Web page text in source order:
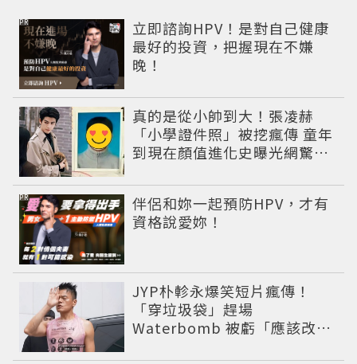
立即諮詢HPV！是對自己健康
最好的投資，把握現在不嫌
晚！
PR
真的是從小帥到大！張凌赫
「小學證件照」被挖瘋傳 童年
到現在顏值進化史曝光網驚：
伴侶和妳一起預防HPV，才有
資格說愛妳！
PR
JYP朴軫永爆笑短片瘋傳！
「穿垃圾袋」趕場
Waterbomb 被虧「應該改名